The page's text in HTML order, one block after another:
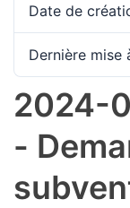
Date de
Dernière mise
2024-
-